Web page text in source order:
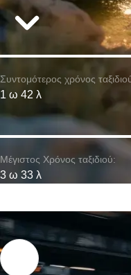
Συντομότερος χρόνος
1 ω 42 λ
Μέγιστος Χρόνος ταξιδιού:
3 ω 33 λ